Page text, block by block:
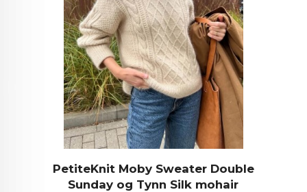
PetiteKnit Moby Sweater Double
Sunday og Tynn Silk mohair